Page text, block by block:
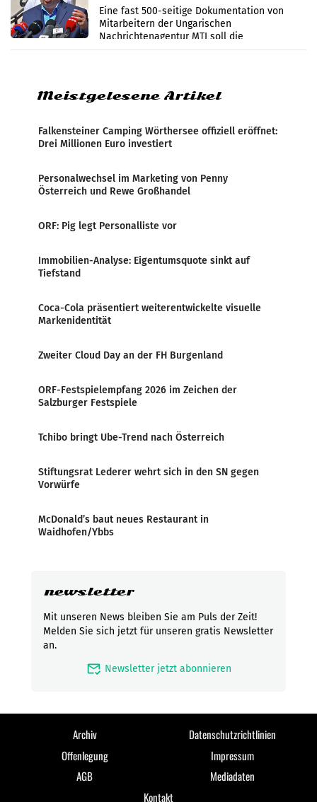
Zensur
Eine fast 500-seitige Dokumentation von
Mitarbeitern der Ungarischen
Nachrichtenagentur MTI soll die
systematische Nachrichten-Manipulation und
Meistgelesene Artikel
Falkensteiner Camping Wörthersee offiziell eröffnet:
Drei Millionen Euro investiert
Personalwechsel im Marketing von Penny
Österreich und Rewe Großhandel
ORF: Pig legt Personalliste vor
Immobilien-Analyse: Eigentumsquote sinkt auf
Tiefstand
Coca-Cola präsentiert weiterentwickelte visuelle
Markenidentität
Zweiter Cloud Day an der FH Burgenland
ORF-Festspielempfang 2026 im Zeichen der
Salzburger Festspiele
Tchibo bringt Ube-Trend nach Österreich
Stiftungsrat Lederer wehrt sich in den SN gegen
Vorwürfe
McDonald’s baut neues Restaurant in
Waidhofen/Ybbs
newsletter
Mit unseren News bleiben Sie am Puls der Zeit!
Melden Sie sich jetzt für unseren gratis Newsletter
an.
mark_email_read Newsletter jetzt abonnieren
Archiv
Datenschutzrichtlinien
Offenlegung
Impressum
AGB
Mediadaten
Kontakt